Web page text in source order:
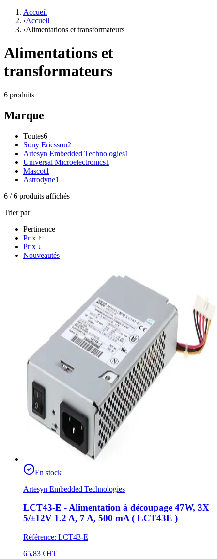
Accueil
›Accueil
›Alimentations et transformateurs
Alimentations et
transformateurs
6 produits
Marque
Toutes6
Sony Ericsson2
Artesyn Embedded Technologies1
Universal Microelectronics1
Mascot1
Astrodyne1
6 /6 produits affichés
Trier par
Pertinence
Prix ↑
Prix ↓
Nouveautés
En stock
Artesyn Embedded Technologies
LCT43-E - Alimentation à découpage 47W, 3X
5/±12V 1.2 A, 7 A, 500 mA ( LCT43E )
Référence: LCT43-E
65,83 €HT